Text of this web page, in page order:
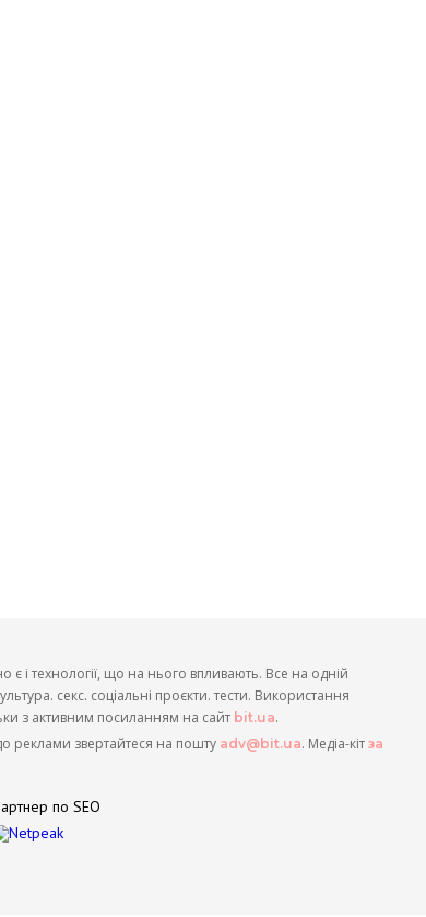
є і технології, що на нього впливають. Все на одній
секс. соціальні проєкти. тести. Використання
з активним посиланням на сайт bit.ua.
реклами звертайтеся на пошту adv@bit.ua. Медіа-кіт за
по SEO